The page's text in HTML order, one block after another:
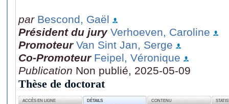
par Bescond, Gaël
Président du jury Verhoeven, Caroline
Promoteur Van Sint Jan, Serge
Co-Promoteur Feipel, Véronique
Publication Non publié, 2025-05-09
Thèse de doctorat
ACCÈS EN LIGNE DÉTAILS CONTENU